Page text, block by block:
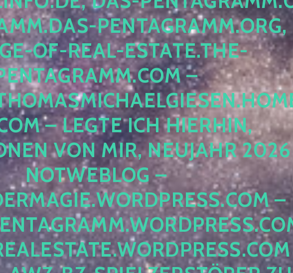
PENTAGRAMM.ORG, L
OF-REAL-ESTATE.THE-P
– E
– LEGTE ICH HIERHIN, I
VON MIR, NEUJAHR 2026
OTWEBLOG – F
– D